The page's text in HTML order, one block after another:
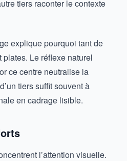
tiers raconter le contexte
explique pourquoi tant de
Le réflexe naturel
ce centre neutralise la
tiers suffit souvent à
en cadrage lisible.
l’attention visuelle.